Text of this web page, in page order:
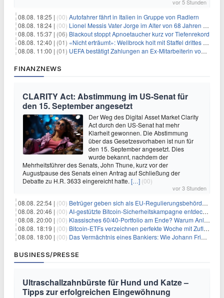
vor 5 Stunden
08.08. 18:25 | (00) Autofahrer fährt in Italien in Gruppe von Radlern
08.08. 18:24 | (00) Lionel Messis Vater Jorge im Alter von 68 Jahren gestorben
08.08. 15:37 | (06) Blackout stoppt Apnoetaucher kurz vor Tiefenrekord
08.08. 12:40 | (01) «Nicht erträumt»: Wellbrock holt mit Staffel drittes EM-Gold
08.08. 11:00 | (01) UEFA bestätigt Zahlungen an Ex-Mitarbeiterin von Infantino
FINANZNEWS
CLARITY Act: Abstimmung im US-Senat für
den 15. September angesetzt
Der Weg des Digital Asset Market Clarity
Act durch den US-Senat hat mehr
Klarheit gewonnen. Die Abstimmung
über das Gesetzesvorhaben ist nun für
den 15. September angesetzt. Dies
wurde bekannt, nachdem der
Mehrheitsführer des Senats, John Thune, kurz vor der
Augustpause des Senats einen Antrag auf Schließung der
Debatte zu H.R. 3633 eingereicht hatte. […] (00)
vor 3 Stunden
08.08. 22:54 | (00) Betrüger geben sich als EU-Regulierungsbehörden aus, um Krypto-Nutzer nach MiCA-Deadline ins Visier zu nehmen
08.08. 20:46 | (00) AI-gestützte Bitcoin-Sicherheitskampagne entdeckt fast 5.000 Softwareprobleme in 390 Projekten
08.08. 20:00 | (00) Klassisches 60/40-Portfolio am Ende? Warum Anleger jetzt radikal umdenken müssen
08.08. 18:19 | (00) Bitcoin-ETFs verzeichnen perfekte Woche mit Zuflüssen auf 3-Monats-Hoch
08.08. 18:00 | (00) Das Vermächtnis eines Bankiers: Wie Johann Friedrich Städel sein Imperium unsterblich machte
BUSINESS/PRESSE
Ultraschallzahnbürste für Hund und Katze –
Tipps zur erfolgreichen Eingewöhnung